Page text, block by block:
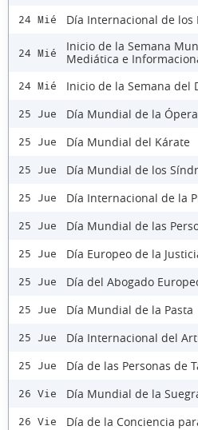
24 Mié Día Internacional de los
24 Mié
Inicio de la Semana
Mediática e
24 Mié Inicio de la Semana del
25 Jue Día Mundial de la Ópera
25 Jue Día Mundial del Kárate
25 Jue Día Mundial de los
25 Jue Día Internacional de la
25 Jue Día Mundial de las
25 Jue Día Europeo de la
25 Jue Día del Abogado
25 Jue Día Mundial de la Pasta
25 Jue Día Internacional del
25 Jue Día de las Personas de
26 Vie Día Mundial de la
26 Vie Día de la Conciencia